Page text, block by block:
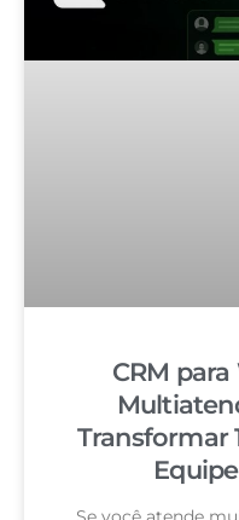
CRM
Transformar